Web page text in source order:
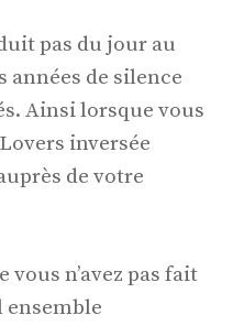
pas du jour au
années de silence
Ainsi lorsque vous
inversée
de votre
n’avez pas fait
ensemble